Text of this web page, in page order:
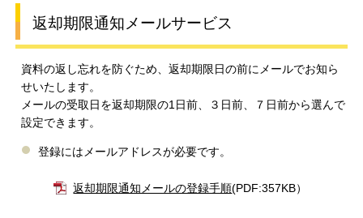
返却期限通知メールサービス
資料の返し忘れを防ぐため、返却期限日の前にメールでお知ら
せいたします。
メールの受取日を返却期限の1日前、３日前、７日前から選んで
設定できます。
登録にはメールアドレスが必要です。
返却期限通知メールの登録手順(PDF:357KB）